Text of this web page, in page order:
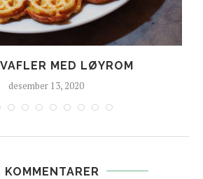
MED LØYROM
desember 13, 2020
KOMMENTARER